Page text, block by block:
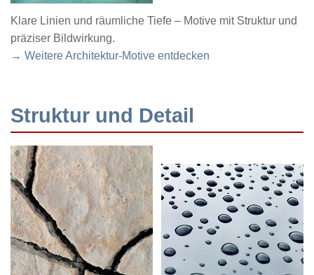
Klare Linien und räumliche Tiefe – Motive mit Struktur und
präziser Bildwirkung.
→ Weitere Architektur-Motive entdecken
Struktur und Detail